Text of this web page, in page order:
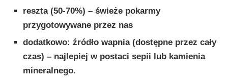
reszta (50-70%) – świeże pokarmy
przygotowywane przez nas
dodatkowo: źródło wapnia (dostępne przez cały
czas) – najlepiej w postaci sepii lub kamienia
mineralnego.